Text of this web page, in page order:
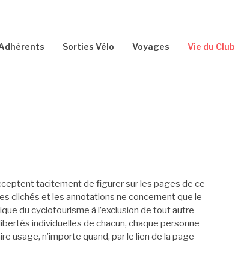
Sorties Vélo Voyages Vie du Club
tacitement de figurer sur les pages de ce
clichés et les annotations ne concernent que le
du cyclotourisme à l’exclusion de tout autre
individuelles de chacun, chaque personne
usage, n’importe quand, par le lien de la page